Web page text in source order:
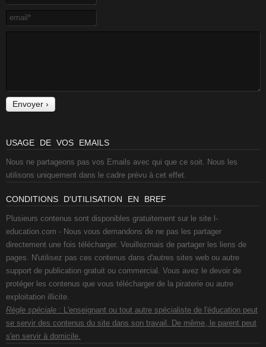
USAGE DE VOS EMAILS
Nous ne partageons pas vos Emails avec qui que ce soit. Nous les
utilisons uniquement dans le cadre prévu à cet effet.
CONDITIONS D'UTILISATION EN BREF
Plusieurs contenus sont disponibles gratuitement sur le site l-
education.com - Nous vous demandons de ne pas les partager
directement une fois télécharger. Veuillezmais de partager les liens de
pages. N'utilisez pas ces contenus dans d'autres sites web ou autre
support de publication gratuit ou commercial. Vous avez le devoir de
protéger les contenus que vous télécharger de la piraterie ou autre
exploitation illicite.
Règle spéciale : L'enseignant ou tout autre spécialiste de l'éducation peut
se servir des contenus du site dans son travail. De même, le parent peut
s'en servir à domicile.